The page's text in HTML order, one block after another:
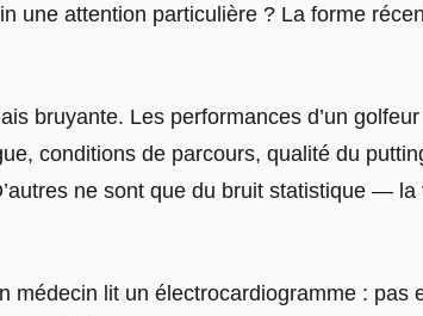
une attention particulière ? La forme
bruyante. Les performances d’un
conditions de parcours, qualité du
ne sont que du bruit statistique —
médecin lit un électrocardiogramme :